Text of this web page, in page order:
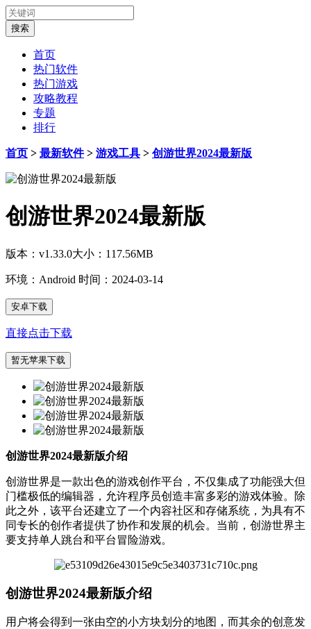
首页
热门软件
热门游戏
攻略教程
专题
排行
首页 > 最新软件> 游戏工具 > 创游世界2024最新版
创游世界2024最新版
版本：v1.33.0大小：117.56MB
环境：Android 时间：2024-03-14
安卓下载
直接点击下载
暂无苹果下载
创游世界2024最新版介绍
创游世界是一款出色的游戏创作平台，不仅集成了功能强大但
门槛极低的编辑器，允许程序员创造丰富多彩的游戏体验。除
此之外，该平台还建立了一个内容社区和存储系统，为具有不
同专长的创作者提供了协作和发展的机会。当前，创游世界主
要支持单人跳台和平台冒险游戏。
创游世界2024最新版介绍
用户将会得到一张由空的小方块划分的地图，而其余的创意发